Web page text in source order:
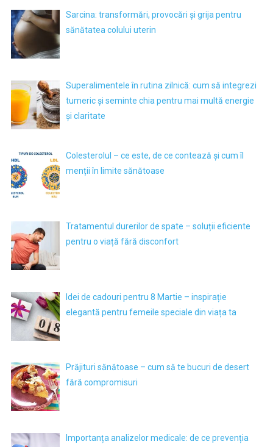
Sarcina: transformări, provocări și grija pentru
sănătatea colului uterin
Superalimentele în rutina zilnică: cum să integrezi
tumeric și seminte chia pentru mai multă energie
și claritate
Colesterolul – ce este, de ce contează și cum îl
menții în limite sănătoase
Tratamentul durerilor de spate – soluții eficiente
pentru o viață fără disconfort
Idei de cadouri pentru 8 Martie – inspirație
elegantă pentru femeile speciale din viața ta
Prăjituri sănătoase – cum să te bucuri de desert
fără compromisuri
Importanța analizelor medicale: de ce prevenția